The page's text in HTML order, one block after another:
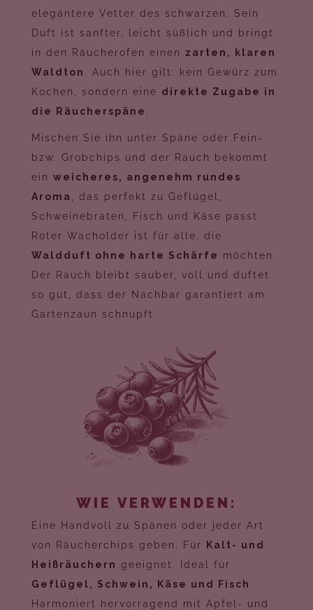
elegantere Vetter des schwarzen. Sein
Duft ist sanfter, leicht süßlich und bringt
in den Räucherofen einen zarten, klaren
Waldton
. Auch hier gilt: kein Gewürz zum
Kochen, sondern eine direkte Zugabe in
die Räucherspäne
Mischen Sie ihn unter Späne oder Fein-
bzw. Grobchips und der Rauch bekommt
ein weicheres, angenehm rundes
Aroma
, das perfekt zu Geflügel,
Schweinebraten, Fisch und Käse passt.
Roter Wacholder ist für alle, die
Waldduft ohne harte Schärfe
möchten.
Der Rauch bleibt sauber, voll und duftet
so gut, dass der Nachbar garantiert am
Gartenzaun schnupft.
WIE VERWENDEN:
Eine Handvoll zu Spänen oder jeder Art
von Räucherchips geben. Für
Kalt- und
Heißräuchern geeignet. Ideal für
Geflügel, Schwein, Käse und Fisch
Harmoniert hervorragend mit Apfel- und